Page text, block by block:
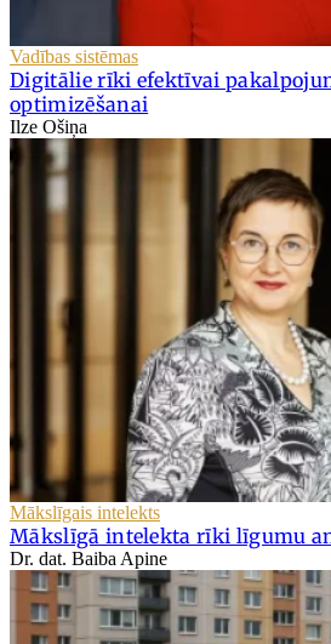
Vadības sistēmas
Digitālie rīki efektīvai
optimizēšanai
Ilze Ošiņa
Mākslīgais intelekts
Mākslīgā intelekta rīki līgumu
Dr. dat. Baiba Apine